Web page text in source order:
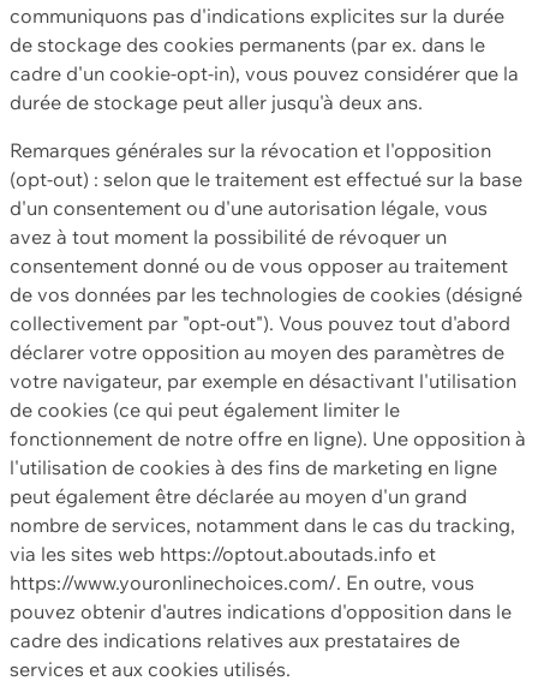
communiquons pas d'indications explicites sur la durée
de stockage des cookies permanents (par ex. dans le
cadre d'un cookie-opt-in), vous pouvez considérer que la
durée de stockage peut aller jusqu'à deux ans.
Remarques générales sur la révocation et l'opposition
(opt-out) : selon que le traitement est effectué sur la base
d'un consentement ou d'une autorisation légale, vous
avez à tout moment la possibilité de révoquer un
consentement donné ou de vous opposer au traitement
de vos données par les technologies de cookies (désigné
collectivement par "opt-out"). Vous pouvez tout d'abord
déclarer votre opposition au moyen des paramètres de
votre navigateur, par exemple en désactivant l'utilisation
de cookies (ce qui peut également limiter le
fonctionnement de notre offre en ligne). Une opposition à
l'utilisation de cookies à des fins de marketing en ligne
peut également être déclarée au moyen d'un grand
nombre de services, notamment dans le cas du tracking,
via les sites web https://optout.aboutads.info et
https://www.youronlinechoices.com/. En outre, vous
pouvez obtenir d'autres indications d'opposition dans le
cadre des indications relatives aux prestataires de
services et aux cookies utilisés.